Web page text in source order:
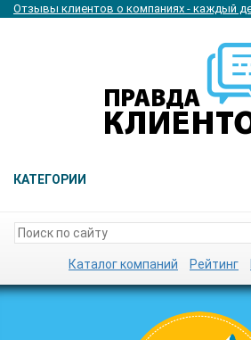
Отзывы клиентов о компаниях - каждый
КАТЕГОРИИ
Каталог компаний Рейтинг